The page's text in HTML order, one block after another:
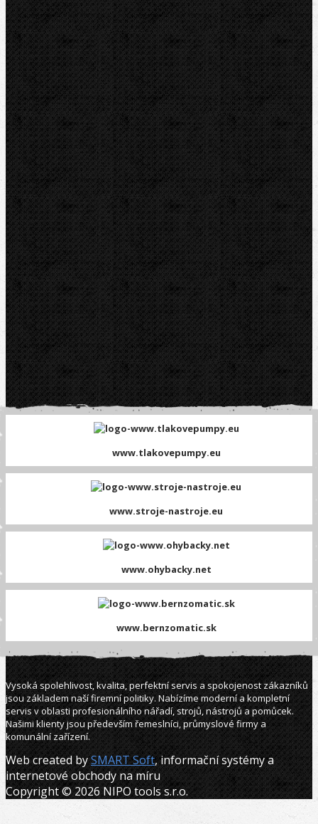
RYOBI
Kontakt
NIPO Tools s.r.o
Lipová 7
CZ-763 26 LUHAČOVICE
Telefon obj.:
602 719 020
Telefon fakt.:
608 719 020
E-mail:
nipo@nipo.cz
Platební brána GOPAY
www.tlakovepumpy.eu
www.stroje-nastroje.eu
www.ohybacky.net
www.bernzomatic.sk
Vysoká spolehlivost, kvalita, perfektní servis a spokojenost zákazníků
jsou základem naší firemní politiky. Nabízíme moderní a kompletní
servis v oblasti profesionálního nářadí, strojů, nástrojů a pomůcek.
Našimi klienty jsou především řemeslníci, průmyslové firmy a
komunální zařízení.
Web created bySMART Soft, informační systémy a
internetové obchody na míru
Copyright © 2026 NIPO tools s.r.o.